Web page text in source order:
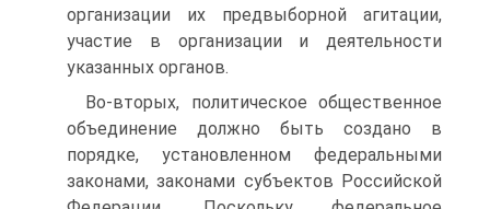
организации их предвыборной агитации,
участие в организации и деятельности
указанных органов.
Во-вторых, политическое общественное
объединение должно быть создано в
порядке, установленном федеральными
законами, законами субъектов Российской